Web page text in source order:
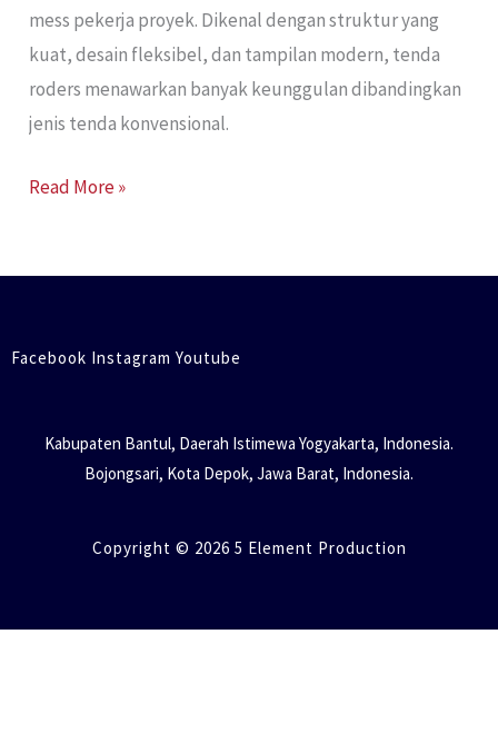
mess pekerja proyek. Dikenal dengan struktur yang
kuat, desain fleksibel, dan tampilan modern, tenda
roders menawarkan banyak keunggulan dibandingkan
jenis tenda konvensional.
Read More »
Facebook Instagram Youtube
Kabupaten Bantul, Daerah Istimewa Yogyakarta, Indonesia.
Bojongsari, Kota Depok, Jawa Barat, Indonesia.
Copyright © 2026 5 Element Production